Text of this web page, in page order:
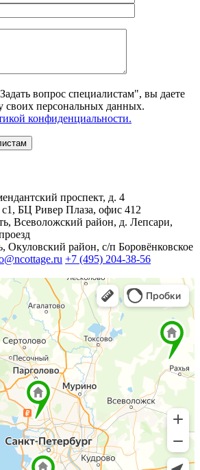
вопрос специалистам", вы даете
своих персональных данных.
конфиденциальности.
проспект, д. 4
БЦ Ривер Плаза, офис 412
Всеволожский район, д. Лепсари,
Окуловский район, с/п Боровёнковское
+7 (495) 204-38-56